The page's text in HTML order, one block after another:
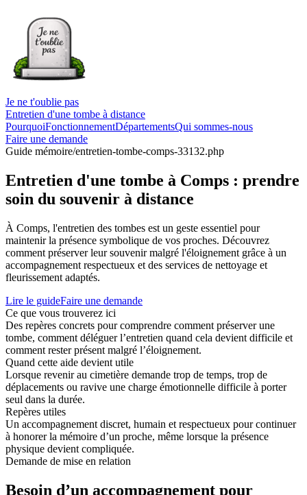
Je ne t'oublie pas
Entretien d'une tombe à distance
PourquoiFonctionnementDépartementsQui sommes-nous
Faire une demande
Guide mémoire/entretien-tombe-comps-33132.php
Entretien d'une tombe à Comps : prendre
soin du souvenir à distance
À Comps, l'entretien des tombes est un geste essentiel pour
maintenir la présence symbolique de vos proches. Découvrez
comment préserver leur souvenir malgré l'éloignement grâce à un
accompagnement respectueux et des services de nettoyage et
fleurissement adaptés.
Lire le guideFaire une demande
Ce que vous trouverez ici
Des repères concrets pour comprendre comment préserver une
tombe, comment déléguer l’entretien quand cela devient difficile et
comment rester présent malgré l’éloignement.
Quand cette aide devient utile
Lorsque revenir au cimetière demande trop de temps, trop de
déplacements ou ravive une charge émotionnelle difficile à porter
seul dans la durée.
Repères utiles
Un accompagnement discret, humain et respectueux pour continuer
à honorer la mémoire d’un proche, même lorsque la présence
physique devient compliquée.
Demande de mise en relation
Besoin d’un accompagnement pour